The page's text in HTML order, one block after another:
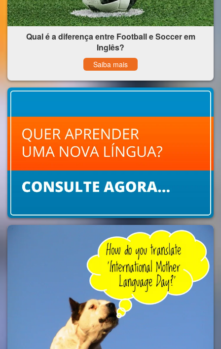
Qual é a diferença entre Football e Soccer em
Inglês?
Saiba mais